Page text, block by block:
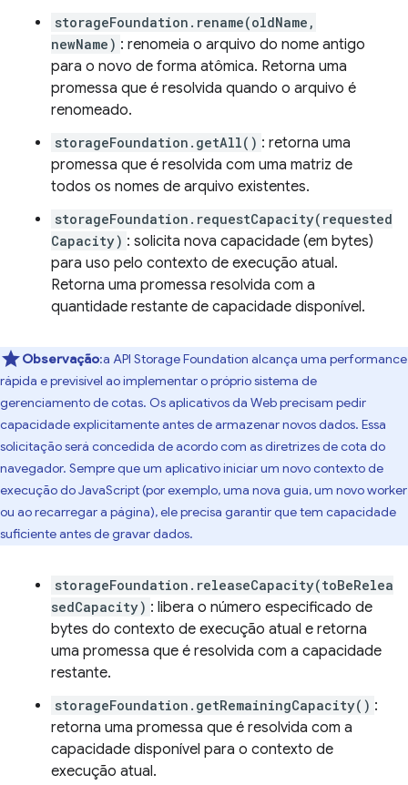
storageFoundation.rename(oldName,
newName) : renomeia o arquivo do nome antigo
para o novo de forma atômica. Retorna uma
promessa que é resolvida quando o arquivo é
renomeado.
storageFoundation.getAll() : retorna uma
promessa que é resolvida com uma matriz de
todos os nomes de arquivo existentes.
storageFoundation.requestCapacity(requested
Capacity) : solicita nova capacidade (em bytes)
para uso pelo contexto de execução atual.
Retorna uma promessa resolvida com a
quantidade restante de capacidade disponível.
Observação:a API Storage Foundation alcança uma performance
rápida e previsível ao implementar o próprio sistema de
gerenciamento de cotas. Os aplicativos da Web precisam pedir
capacidade explicitamente antes de armazenar novos dados. Essa
solicitação será concedida de acordo com as diretrizes de cota do
navegador. Sempre que um aplicativo iniciar um novo contexto de
execução do JavaScript (por exemplo, uma nova guia, um novo worker
ou ao recarregar a página), ele precisa garantir que tem capacidade
suficiente antes de gravar dados.
storageFoundation.releaseCapacity(toBeRelea
sedCapacity) : libera o número especificado de
bytes do contexto de execução atual e retorna
uma promessa que é resolvida com a capacidade
restante.
storageFoundation.getRemainingCapacity() :
retorna uma promessa que é resolvida com a
capacidade disponível para o contexto de
execução atual.